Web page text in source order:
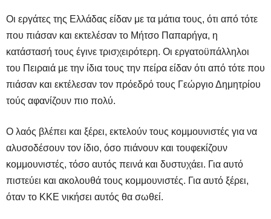
Οι εργάτες της Ελλάδας είδαν με τα μάτια τους, ότι από τότε
που πιάσαν και εκτελέσαν το Μήτσο Παπαρήγα, η
κατάστασή τους έγινε τρισχειρότερη. Οι εργατοϋπάλληλοι
του Πειραιά με την ίδια τους την πείρα είδαν ότι από τότε που
πιάσαν και εκτέλεσαν τον πρόεδρό τους Γεώργιο Δημητρίου
τούς αφανίζουν πιο πολύ.
Ο λαός βλέπει και ξέρει, εκτελούν τους κομμουνιστές για να
αλυσοδέσουν τον ίδιο, όσο πιάνουν και τουφεκίζουν
κομμουνιστές, τόσο αυτός πεινά και δυστυχάει. Για αυτό
πιστεύει και ακολουθά τους κομμουνιστές. Για αυτό ξέρει,
όταν το ΚΚΕ νικήσει αυτός θα σωθεί.